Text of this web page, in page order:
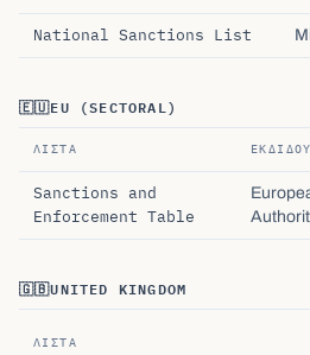
National Sanctions List
🇪🇺EU (SECTORAL)
ΛΊΣΤΑ
Sanctions and
Enforcement Table
🇬🇧UNITED KINGDOM
ΛΊΣΤΑ